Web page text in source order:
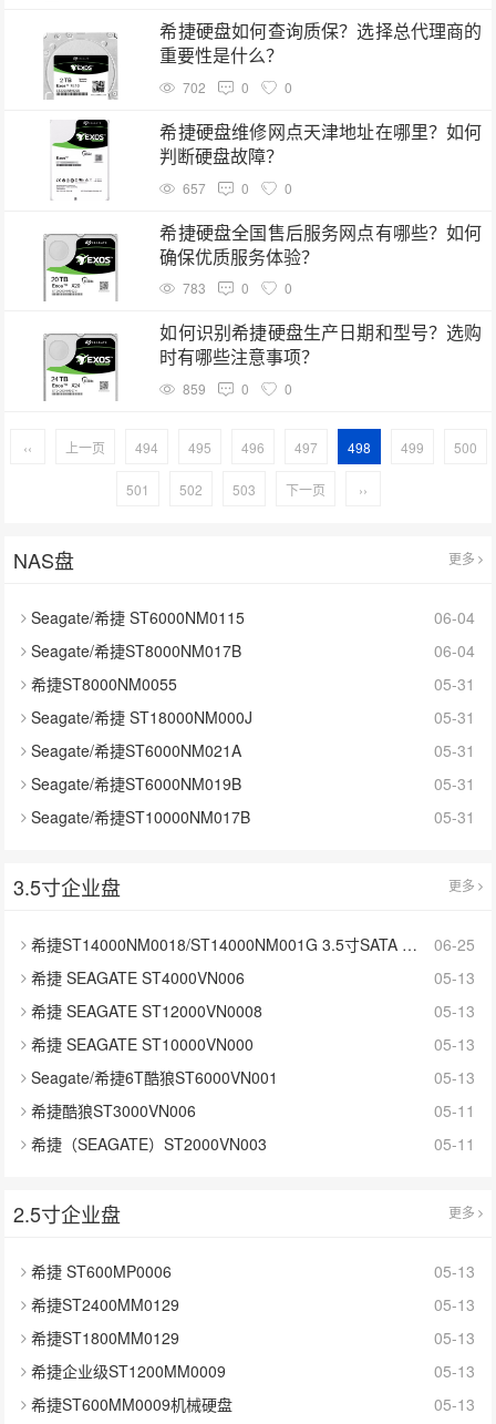
希捷硬盘如何查询质保？选择总代理商的
重要性是什么？
702 0 0
希捷硬盘维修网点天津地址在哪里？如何
判断硬盘故障？
657 0 0
希捷硬盘全国售后服务网点有哪些？如何
确保优质服务体验？
783 0 0
如何识别希捷硬盘生产日期和型号？选购
时有哪些注意事项？
859 0 0
‹‹ 上一页 494 495 496 497 498 499 500
501 502 503 下一页 ››
NAS盘 更多
Seagate/希捷 ST6000NM0115
06-04
Seagate/希捷ST8000NM017B
06-04
希捷ST8000NM0055
05-31
Seagate/希捷 ST18000NM000J
05-31
Seagate/希捷ST6000NM021A
05-31
Seagate/希捷ST6000NM019B
05-31
Seagate/希捷ST10000NM017B
05-31
3.5寸企业盘 更多
希捷ST14000NM0018/ST14000NM001G 3.5寸SATA 14TB硬盘
06-25
希捷 SEAGATE ST4000VN006
05-13
希捷 SEAGATE ST12000VN0008
05-13
希捷 SEAGATE ST10000VN000
05-13
Seagate/希捷6T酷狼ST6000VN001
05-13
希捷酷狼ST3000VN006
05-11
希捷（SEAGATE）ST2000VN003
05-11
2.5寸企业盘 更多
希捷 ST600MP0006
05-13
希捷ST2400MM0129
05-13
希捷ST1800MM0129
05-13
希捷企业级ST1200MM0009
05-13
希捷ST600MM0009机械硬盘
05-13